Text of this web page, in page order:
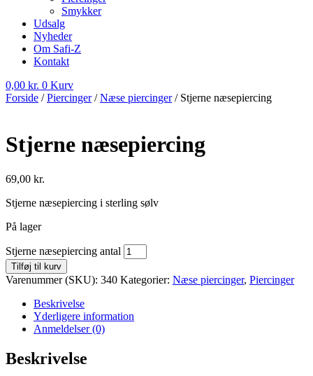
Smykker
Udsalg
Nyheder
Om Safi-Z
Kontakt
0,00 kr. 0 Kurv
Forside /Piercinger/Næse piercinger/ Stjerne næsepiercing
Stjerne næsepiercing
69,00 kr.
Stjerne næsepiercing i sterling sølv
På lager
Stjerne næsepiercing antal
Tilføj til kurv
Varenummer (SKU): 340 Kategorier: Næse piercinger, Piercinger
Beskrivelse
Yderligere information
Anmeldelser (0)
Beskrivelse